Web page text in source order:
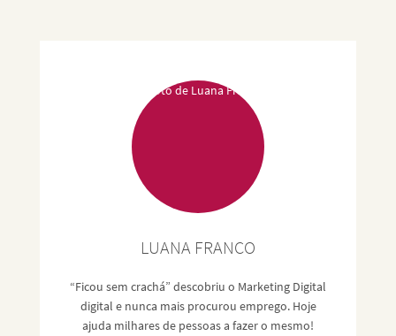
LUANA FRANCO
“Ficou sem crachá” descobriu o Marketing Digital
digital e nunca mais procurou emprego. Hoje
ajuda milhares de pessoas a fazer o mesmo!